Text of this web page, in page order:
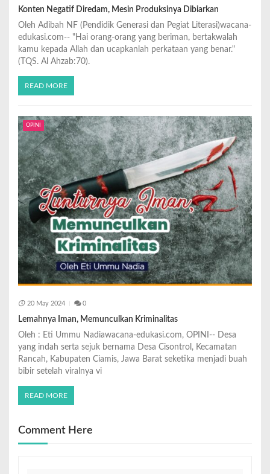
Konten Negatif Diredam, Mesin Produksinya Dibiarkan
Oleh Adibah NF (Pendidik Generasi dan Pegiat Literasi)wacana-
edukasi.com-- "Hai orang-orang yang beriman, bertakwalah
kamu kepada Allah dan ucapkanlah perkataan yang benar."
(TQS. Al Ahzab:70).
READ MORE
OPINI
20 May 2024 0
Lemahnya Iman, Memunculkan Kriminalitas
Oleh : Eti Ummu Nadiawacana-edukasi.com, OPINI-- Desa
yang indah serta sejuk bernama Desa Cisontrol, Kecamatan
Rancah, Kabupaten Ciamis, Jawa Barat seketika menjadi buah
bibir setelah viralnya vi
READ MORE
Comment Here